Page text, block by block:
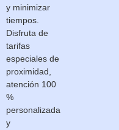
y minimizar
tiempos.
Disfruta de
tarifas
especiales de
proximidad,
atención 100
%
personalizada
y